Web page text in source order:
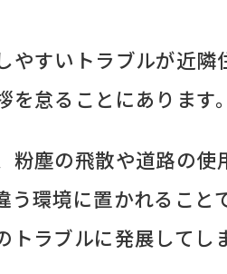
やすいトラブルが近
怠ることにあります。
粉塵の飛散や道路の
う環境に置かれるこ
トラブルに発展してし